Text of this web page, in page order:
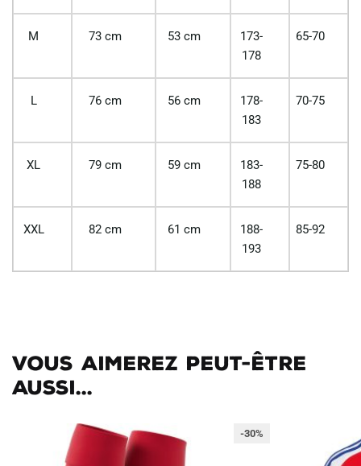
M 73 cm 53 cm
173-
178
65-70
L 76 cm 56 cm
178-
183
70-75
XL 79 cm 59 cm
183-
188
75-80
XXL 82 cm 61 cm
188-
193
85-92
Vous aimerez peut-être
aussi...
-30%